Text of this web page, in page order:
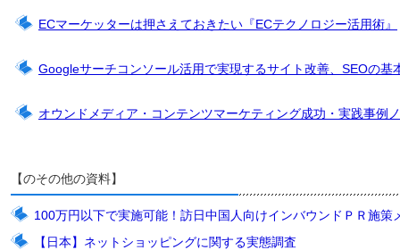
ECマーケッターは押さえておきたい『ECテクノロジー活用術』
Googleサーチコンソール活用で実現するサイト改善、SEOの
オウンドメディア・コンテンツマーケティング成功・実践事例
【のその他の資料】
100万円以下で実施可能！訪日中国人向けインバウンドＰＲ施策
【日本】ネットショッピングに関する実態調査